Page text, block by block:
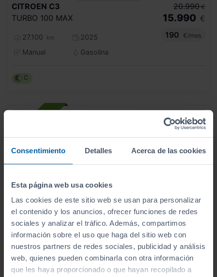
Consentimiento Detalles Acerca de las cookies
Esta página web usa cookies
Las cookies de este sitio web se usan para personalizar
el contenido y los anuncios, ofrecer funciones de redes
sociales y analizar el tráfico. Además, compartimos
información sobre el uso que haga del sitio web con
nuestros partners de redes sociales, publicidad y análisis
web, quienes pueden combinarla con otra información
que les haya proporcionado o que hayan recopilado a
CITROEN C3
TURBO 100 MAX
27.100 km
2025
Manual
Gasolina
20.990 €
15.990 €
190
€/mes
C
- 2.140
RENAULT MEGANE
15.990